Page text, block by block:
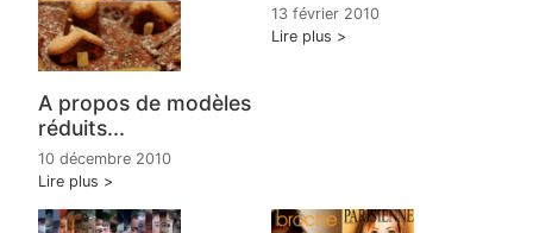
A propos de modèles
réduits...
10 décembre 2010
Lire plus
13 février 2010
Lire plus